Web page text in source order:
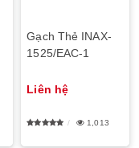
Gạch Thẻ INAX-
1525/EAC-1
Liên hệ
1,013